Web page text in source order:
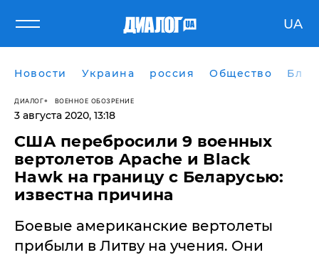
UA
Новости Украина россия Общество
ДИАЛОГ ВОЕННОЕ ОБОЗРЕНИЕ
3 августа 2020, 13:18
США перебросили 9 военных
вертолетов Apache и Black
Hawk на границу с Беларусью:
известна причина
Боевые американские вертолеты
прибыли в Литву на учения. Они